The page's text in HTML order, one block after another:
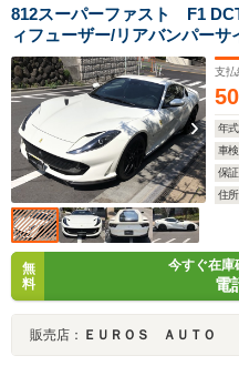
LEDライト オートラ
イトスマートキー ド
ライブレコーダー
ETC
エ
ア
812スーパーファスト F1
ィフューザー/リアバンパー
サート/シルカバー/ドライバ
支払
年式
車検
保証
住所
無
料
今すぐ在庫
電
販売店： ＥＵＲＯＳ ＡＵＴＯ